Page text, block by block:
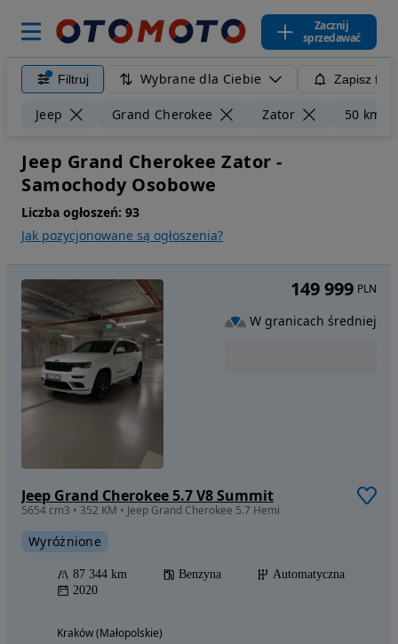
Zacznij
sprzedawać
Filtruj Wybrane dla Ciebie Zapisz
Jeep Grand Cherokee Zator 50 km
Jeep Grand Cherokee Zator -
Samochody Osobowe
Liczba ogłoszeń: 93
Jak pozycjonowane są ogłoszenia?
Jeep Grand Cherokee 5.7 V8 Summit
5654 cm3 • 352 KM • Jeep Grand Cherokee 5.7 Hemi
Wyróżnione
87 344 km Benzyna
Automatyczna
2020
Kraków (Małopolskie)
149 999 PLN
W granicach średniej